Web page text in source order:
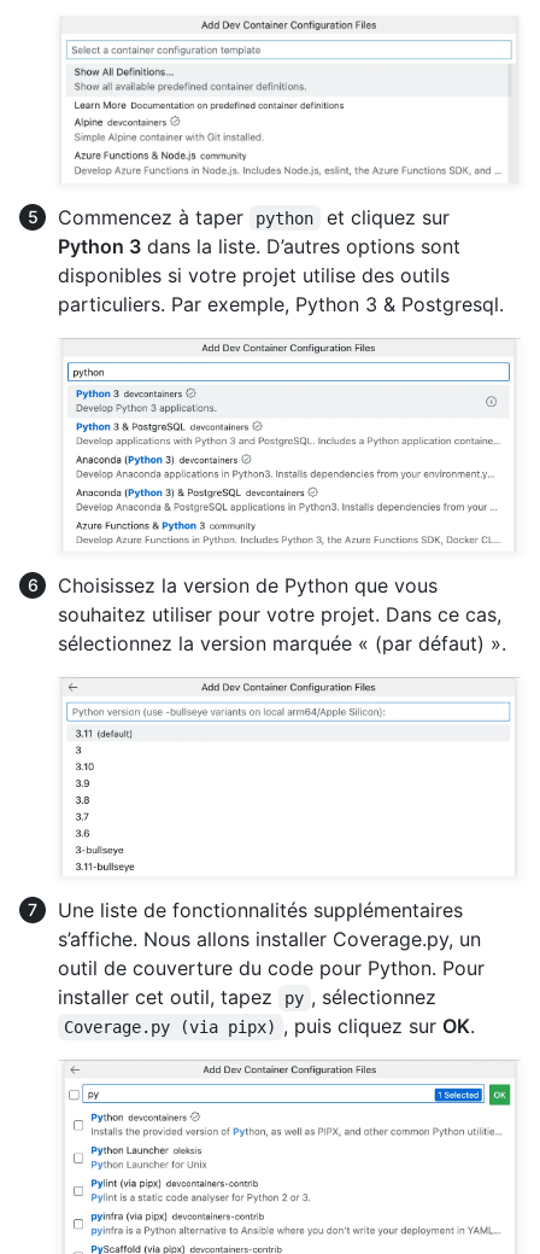
Commencez à taper python
et cliquez sur
Python 3 dans la liste. D’autres options sont
disponibles si votre projet utilise des outils
particuliers. Par exemple, Python 3 & Postgresql.
Choisissez la version de Python que vous
souhaitez utiliser pour votre projet. Dans ce cas,
sélectionnez la version marquée « (par défaut) ».
Une liste de fonctionnalités supplémentaires
s’affiche. Nous allons installer Coverage.py, un
outil de couverture du code pour Python. Pour
installer cet outil, tapez
py , sélectionnez
Coverage.py (via pipx) , puis cliquez sur OK.